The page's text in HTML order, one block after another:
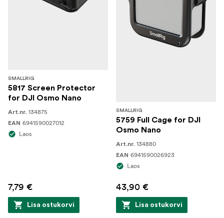
SMALLRIG
5817 Screen Protector
for DJI Osmo Nano
Art.nr. 134875
EAN 6941590027012
Laos
7,79 €
Lisa ostukorvi
SMALLRIG
5759 Full Cage for DJI
Osmo Nano
Art.nr. 134880
EAN 6941590026923
Laos
43,90 €
Lisa ostukorvi